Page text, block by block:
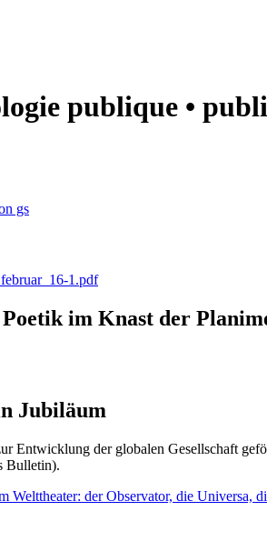
publique •
gs
1.pdf
im Knast der
Jubiläum
Entwicklung der globalen Gesellschaft
Bulletin).
Welttheater: der Observator, die Universa,